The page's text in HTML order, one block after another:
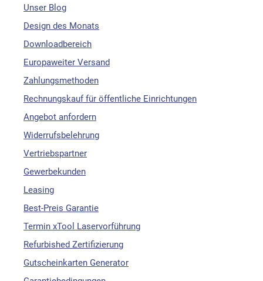
Unser Blog
Design des Monats
Downloadbereich
Europaweiter Versand
Zahlungsmethoden
Rechnungskauf für öffentliche Einrichtungen
Angebot anfordern
Widerrufsbelehrung
Vertriebspartner
Gewerbekunden
Leasing
Best-Preis Garantie
Termin xTool Laservorführung
Refurbished Zertifizierung
Gutscheinkarten Generator